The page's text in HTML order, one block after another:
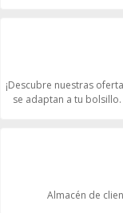
¡Descubre nuestras
se adaptan a tu
Almacén de